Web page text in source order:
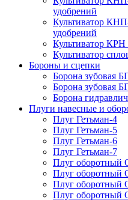
удобрений
Культиватор
удобрений
Культиватор
Культиватор
Бороны и сцепки
Борона зубовая
Борона зубовая
Борона
Плуги навесные и
Плуг Гетьман-4
Плуг Гетьман-5
Плуг Гетьман-6
Плуг Гетьман-7
Плуг
Плуг
Плуг
Плуг